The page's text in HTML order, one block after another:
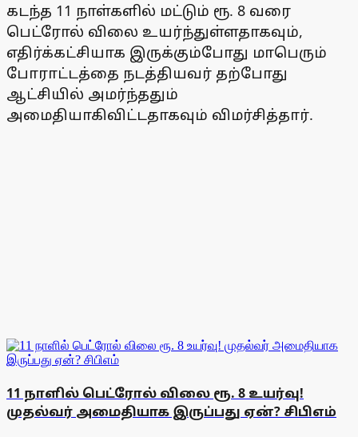
கடந்த 11 நாள்களில் மட்டும் ரூ. 8 வரை
பெட்ரோல் விலை உயர்ந்துள்ளதாகவும்,
எதிர்க்கட்சியாக இருக்கும்போது மாபெரும்
போராட்டத்தை நடத்தியவர் தற்போது
ஆட்சியில் அமர்ந்ததும்
அமைதியாகிவிட்டதாகவும் விமர்சித்தார்.
11 நாளில் பெட்ரோல் விலை ரூ. 8 உயர்வு!
முதல்வர் அமைதியாக இருப்பது ஏன்? சிபிஎம்